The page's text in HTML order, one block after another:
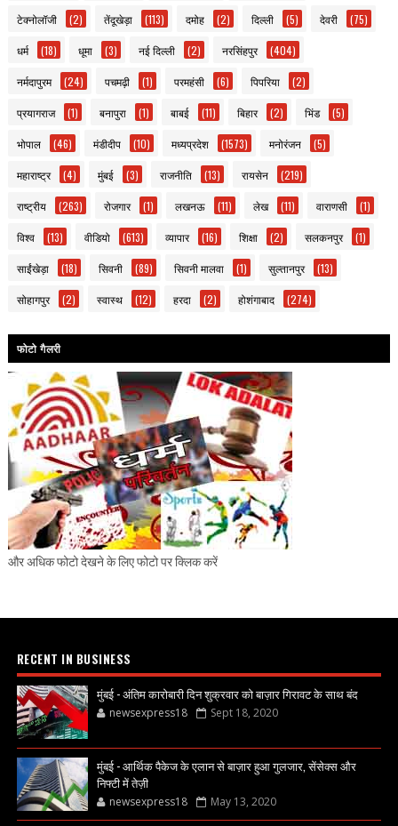
टेक्नोलॉजी (2) तेंदूखेड़ा (113) दमोह (2) दिल्ली (5) देवरी (75)
धर्म (18) धूमा (3) नई दिल्ली (2) नरसिंहपुर (404)
नर्मदापुरम (24) पचमढ़ी (1) परमहंसी (6) पिपरिया (2)
प्रयागराज (1) बनापुरा (1) बाबई (11) बिहार (2) भिंड (5)
भोपाल (46) मंडीदीप (10) मध्यप्रदेश (1573) मनोरंजन (5)
महाराष्ट्र (4) मुंबई (3) राजनीति (13) रायसेन (219)
राष्ट्रीय (263) रोजगार (1) लखनऊ (11) लेख (11) वाराणसी (1)
विश्व (13) वीडियो (613) व्यापार (16) शिक्षा (2) सलकनपुर (1)
साईंखेड़ा (18) सिवनी (89) सिवनी मालवा (1) सुल्तानपुर (13)
सोहागपुर (2) स्वास्थ (12) हरदा (2) होशंगाबाद (274)
फोटो गैलरी
और अधिक फोटो देखने के लिए फोटो पर क्लिक करें
RECENT IN BUSINESS
मुंबई - अंतिम कारोबारी दिन शुक्रवार को बाज़ार गिरावट के साथ बंद
newsexpress18 Sept 18, 2020
मुंबई - आर्थिक पैकेज के एलान से बाज़ार हुआ गुलजार, सेंसेक्स और
निफ्टी में तेज़ी
newsexpress18 May 13, 2020